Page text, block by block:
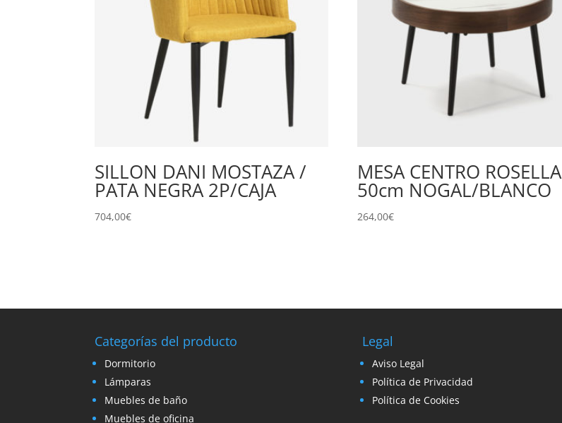
SILLON DANI MOSTAZA /
PATA NEGRA 2P/CAJA
704,00€
MESA CENTRO ROSELLA
50cm NOGAL/BLANCO
264,00€
Categorías del producto
Dormitorio
Lámparas
Muebles de baño
Muebles de oficina
Legal
Aviso Legal
Política de Privacidad
Política de Cookies